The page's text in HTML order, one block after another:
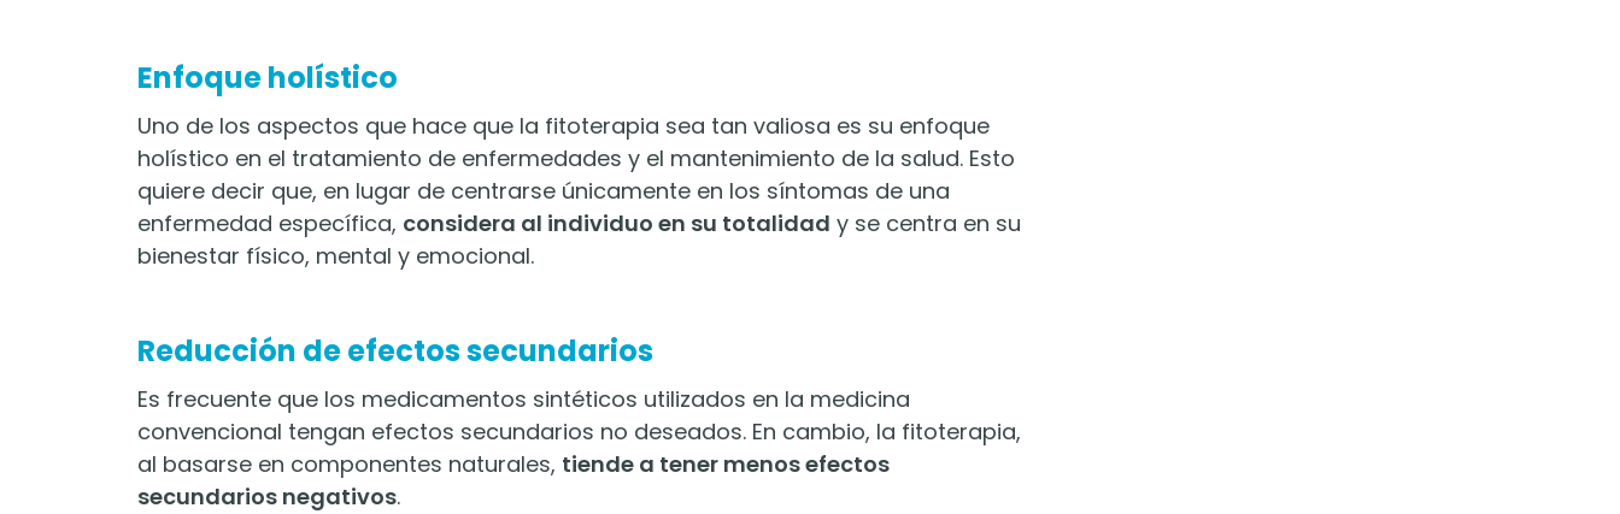
Enfoque holístico
Uno de los aspectos que hace que la fitoterapia sea tan valiosa es su enfoque
holístico en el tratamiento de enfermedades y el mantenimiento de la salud. Esto
quiere decir que, en lugar de centrarse únicamente en los síntomas de una
enfermedad específica, considera al individuo en su totalidad y se centra en su
bienestar físico, mental y emocional.
Reducción de efectos secundarios
Es frecuente que los medicamentos sintéticos utilizados en la medicina
convencional tengan efectos secundarios no deseados. En cambio, la fitoterapia,
al basarse en componentes naturales, tiende a tener menos efectos
secundarios negativos.